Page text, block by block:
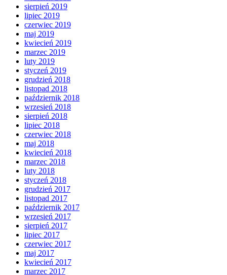
sierpień 2019
lipiec 2019
czerwiec 2019
maj 2019
kwiecień 2019
marzec 2019
luty 2019
styczeń 2019
grudzień 2018
listopad 2018
październik 2018
wrzesień 2018
sierpień 2018
lipiec 2018
czerwiec 2018
maj 2018
kwiecień 2018
marzec 2018
luty 2018
styczeń 2018
grudzień 2017
listopad 2017
październik 2017
wrzesień 2017
sierpień 2017
lipiec 2017
czerwiec 2017
maj 2017
kwiecień 2017
marzec 2017